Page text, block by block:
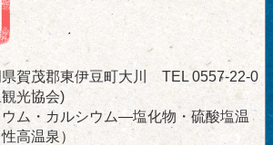
賀茂郡東伊豆町大川 TEL 0557-22-0
光協会)
ム・カルシウム―塩化物・硫酸塩温
高温泉）